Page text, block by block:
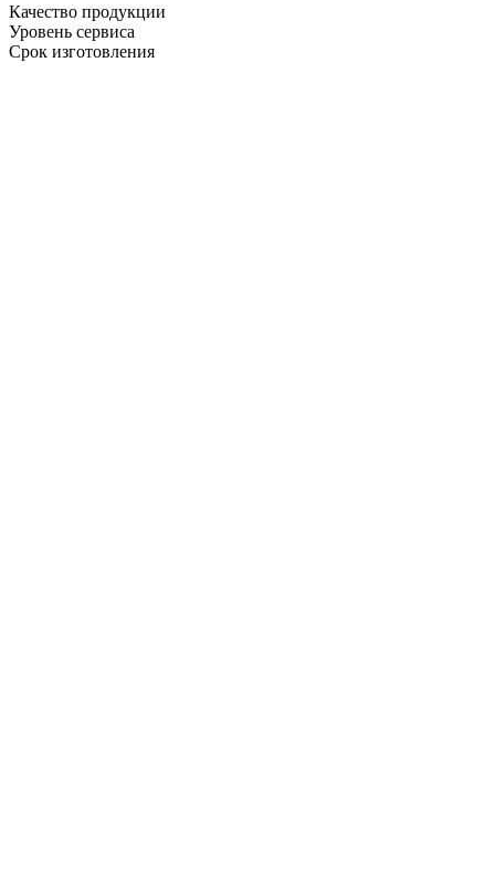
Качество продукции
Уровень сервиса
Срок изготовления